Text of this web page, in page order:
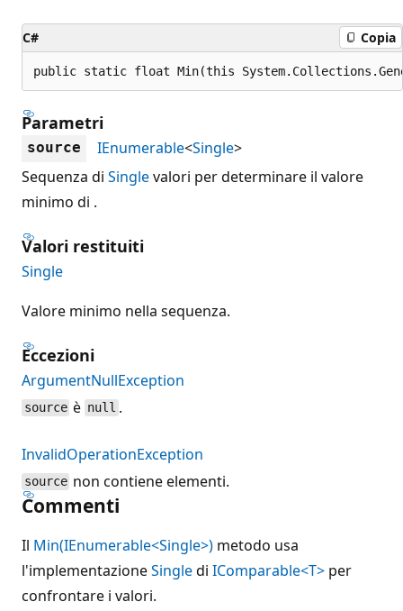
C# Copia
public static float Min(this
Parametri
source IEnumerable<Single>
Sequenza di Singlevalori per determinare il valore
minimo di .
Valori restituiti
Single
Valore minimo nella sequenza.
Eccezioni
ArgumentNullException
source è null .
InvalidOperationException
source non contiene elementi.
Commenti
Il Min(IEnumerable<Single>) metodo usa
l'implementazioneSingledi IComparable<T> per
confrontare i valori.